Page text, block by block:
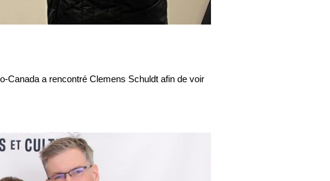
Canada a rencontré Clemens Schuldt afin de voir